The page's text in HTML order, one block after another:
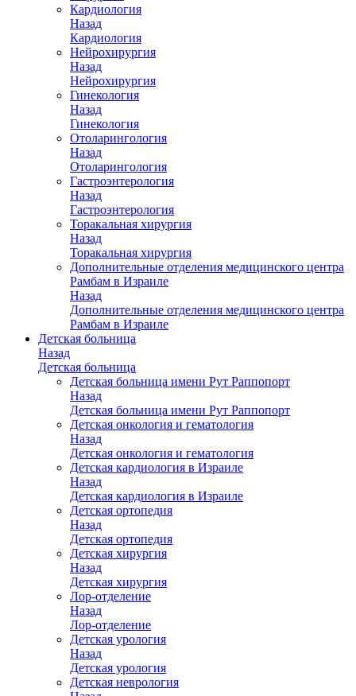
Кардиология
Назад
Кардиология
Нейрохирургия
Назад
Нейрохирургия
Гинекология
Назад
Гинекология
Отоларингология
Назад
Отоларингология
Гастроэнтерология
Назад
Гастроэнтерология
Торакальная хирургия
Назад
Торакальная хирургия
Дополнительные отделения медицинского центра
Рамбам в Израиле
Назад
Дополнительные отделения медицинского центра
Рамбам в Израиле
Детская больница
Назад
Детская больница
Детская больница имени Рут Раппопорт
Назад
Детская больница имени Рут Раппопорт
Детская онкология и гематология
Назад
Детская онкология и гематология
Детская кардиология в Израиле
Назад
Детская кардиология в Израиле
Детская ортопедия
Назад
Детская ортопедия
Детская хирургия
Назад
Детская хирургия
Лор-отделение
Назад
Лор-отделение
Детская урология
Назад
Детская урология
Детская неврология